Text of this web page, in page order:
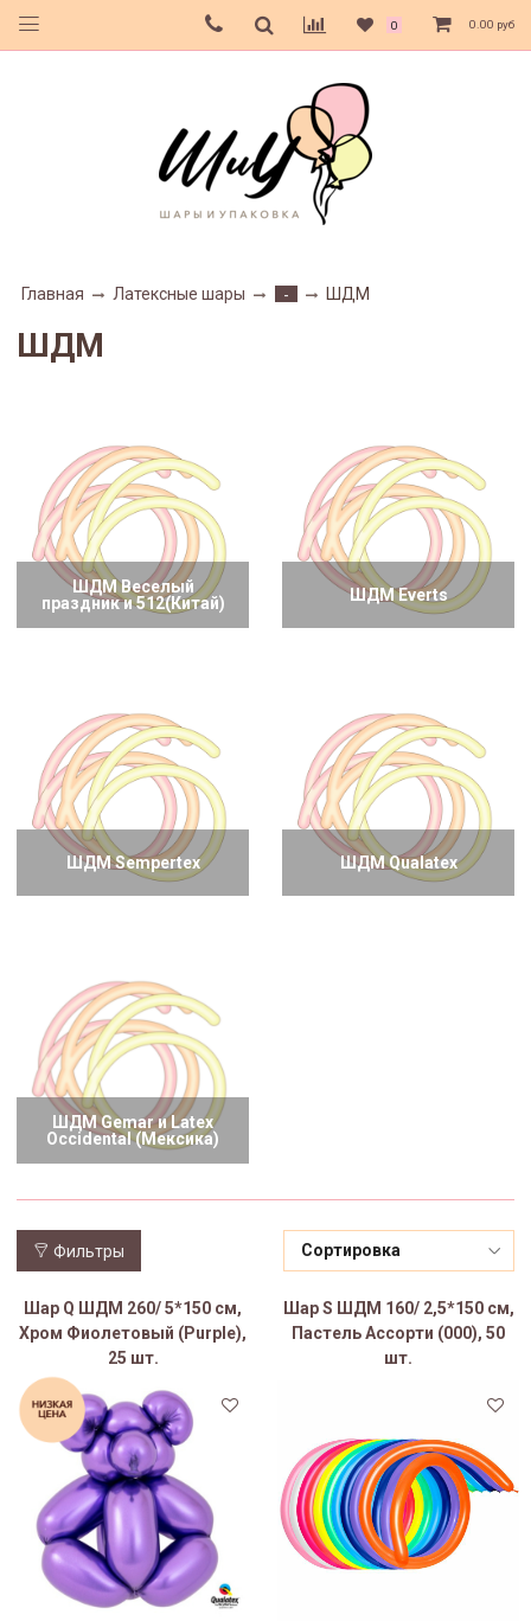
0 0.00 руб
Главная Латексные шары - ШДМ
ШДМ
ШДМ Веселый
праздник и 512(Китай)
ШДМ Everts
ШДМ Sempertex ШДМ Qualatex
ШДМ Gemar и Latex
Occidental (Мексика)
Фильтры
Шар Q ШДМ 260/ 5*150 см,
Хром Фиолетовый (Purple),
25 шт.
Шар S ШДМ 160/ 2,5*150 см,
Пастель Ассорти (000), 50
шт.